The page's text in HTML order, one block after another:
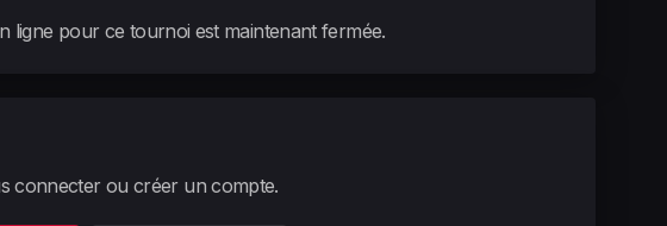
ligne pour ce tournoi est maintenant fermée.
connecter ou créer un compte.